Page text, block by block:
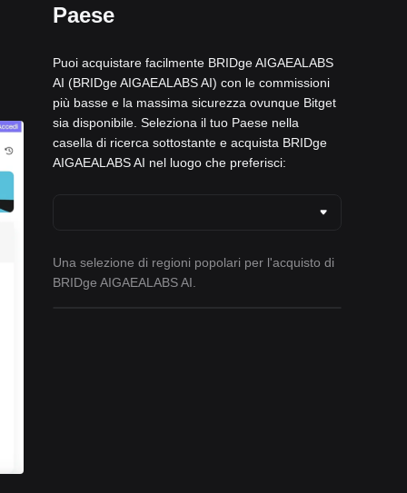
Paese
Puoi acquistare facilmente BRIDge AIGAEALABS
AI (BRIDge AIGAEALABS AI) con le commissioni
più basse e la massima sicurezza ovunque Bitget
sia disponibile. Seleziona il tuo Paese nella
casella di ricerca sottostante e acquista BRIDge
AIGAEALABS AI nel luogo che preferisci:
Una selezione di regioni popolari per l'acquisto di
BRIDge AIGAEALABS AI.